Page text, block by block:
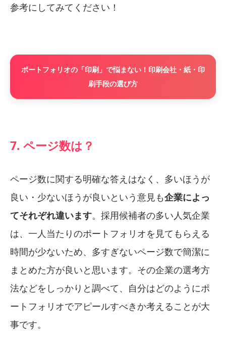
参考にしてみてください！
ポートフォリオの「印刷」で悩まない！印刷会社・紙・印
刷手段の選び方
7. ページ数は？
ページ数に関する明確な答えはなく、多いほうが
良い・少ないほうが良いという意見も企業によっ
てそれぞれ違います。採用候補者の多い人気企業
は、一人当たりのポートフォリオを見てもらえる
時間が少ないため、多すぎないページ数で簡潔に
まとめた方が良いと思います。その企業の選考方
法などをしっかりと調べて、自分はどのようにポ
ートフォリオでアピールすべきか考えることが大
事です。